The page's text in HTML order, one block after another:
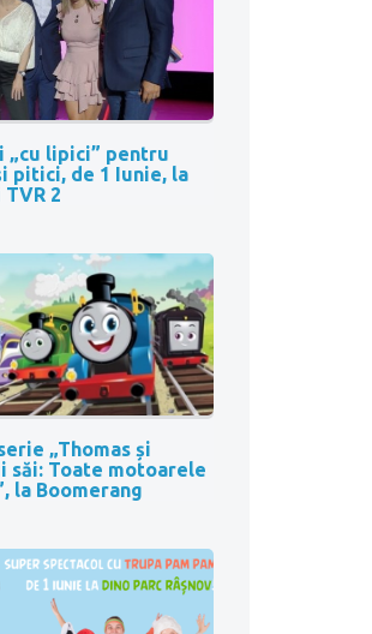
„cu lipici” pentru
pitici, de 1 Iunie, la
TVR 2
„Thomas și
săi: Toate motoarele
la Boomerang